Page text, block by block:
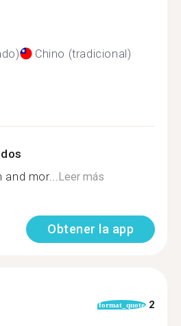
Chino (tradicional)
and mor...Leer más
Obtener la app
format_quote 2